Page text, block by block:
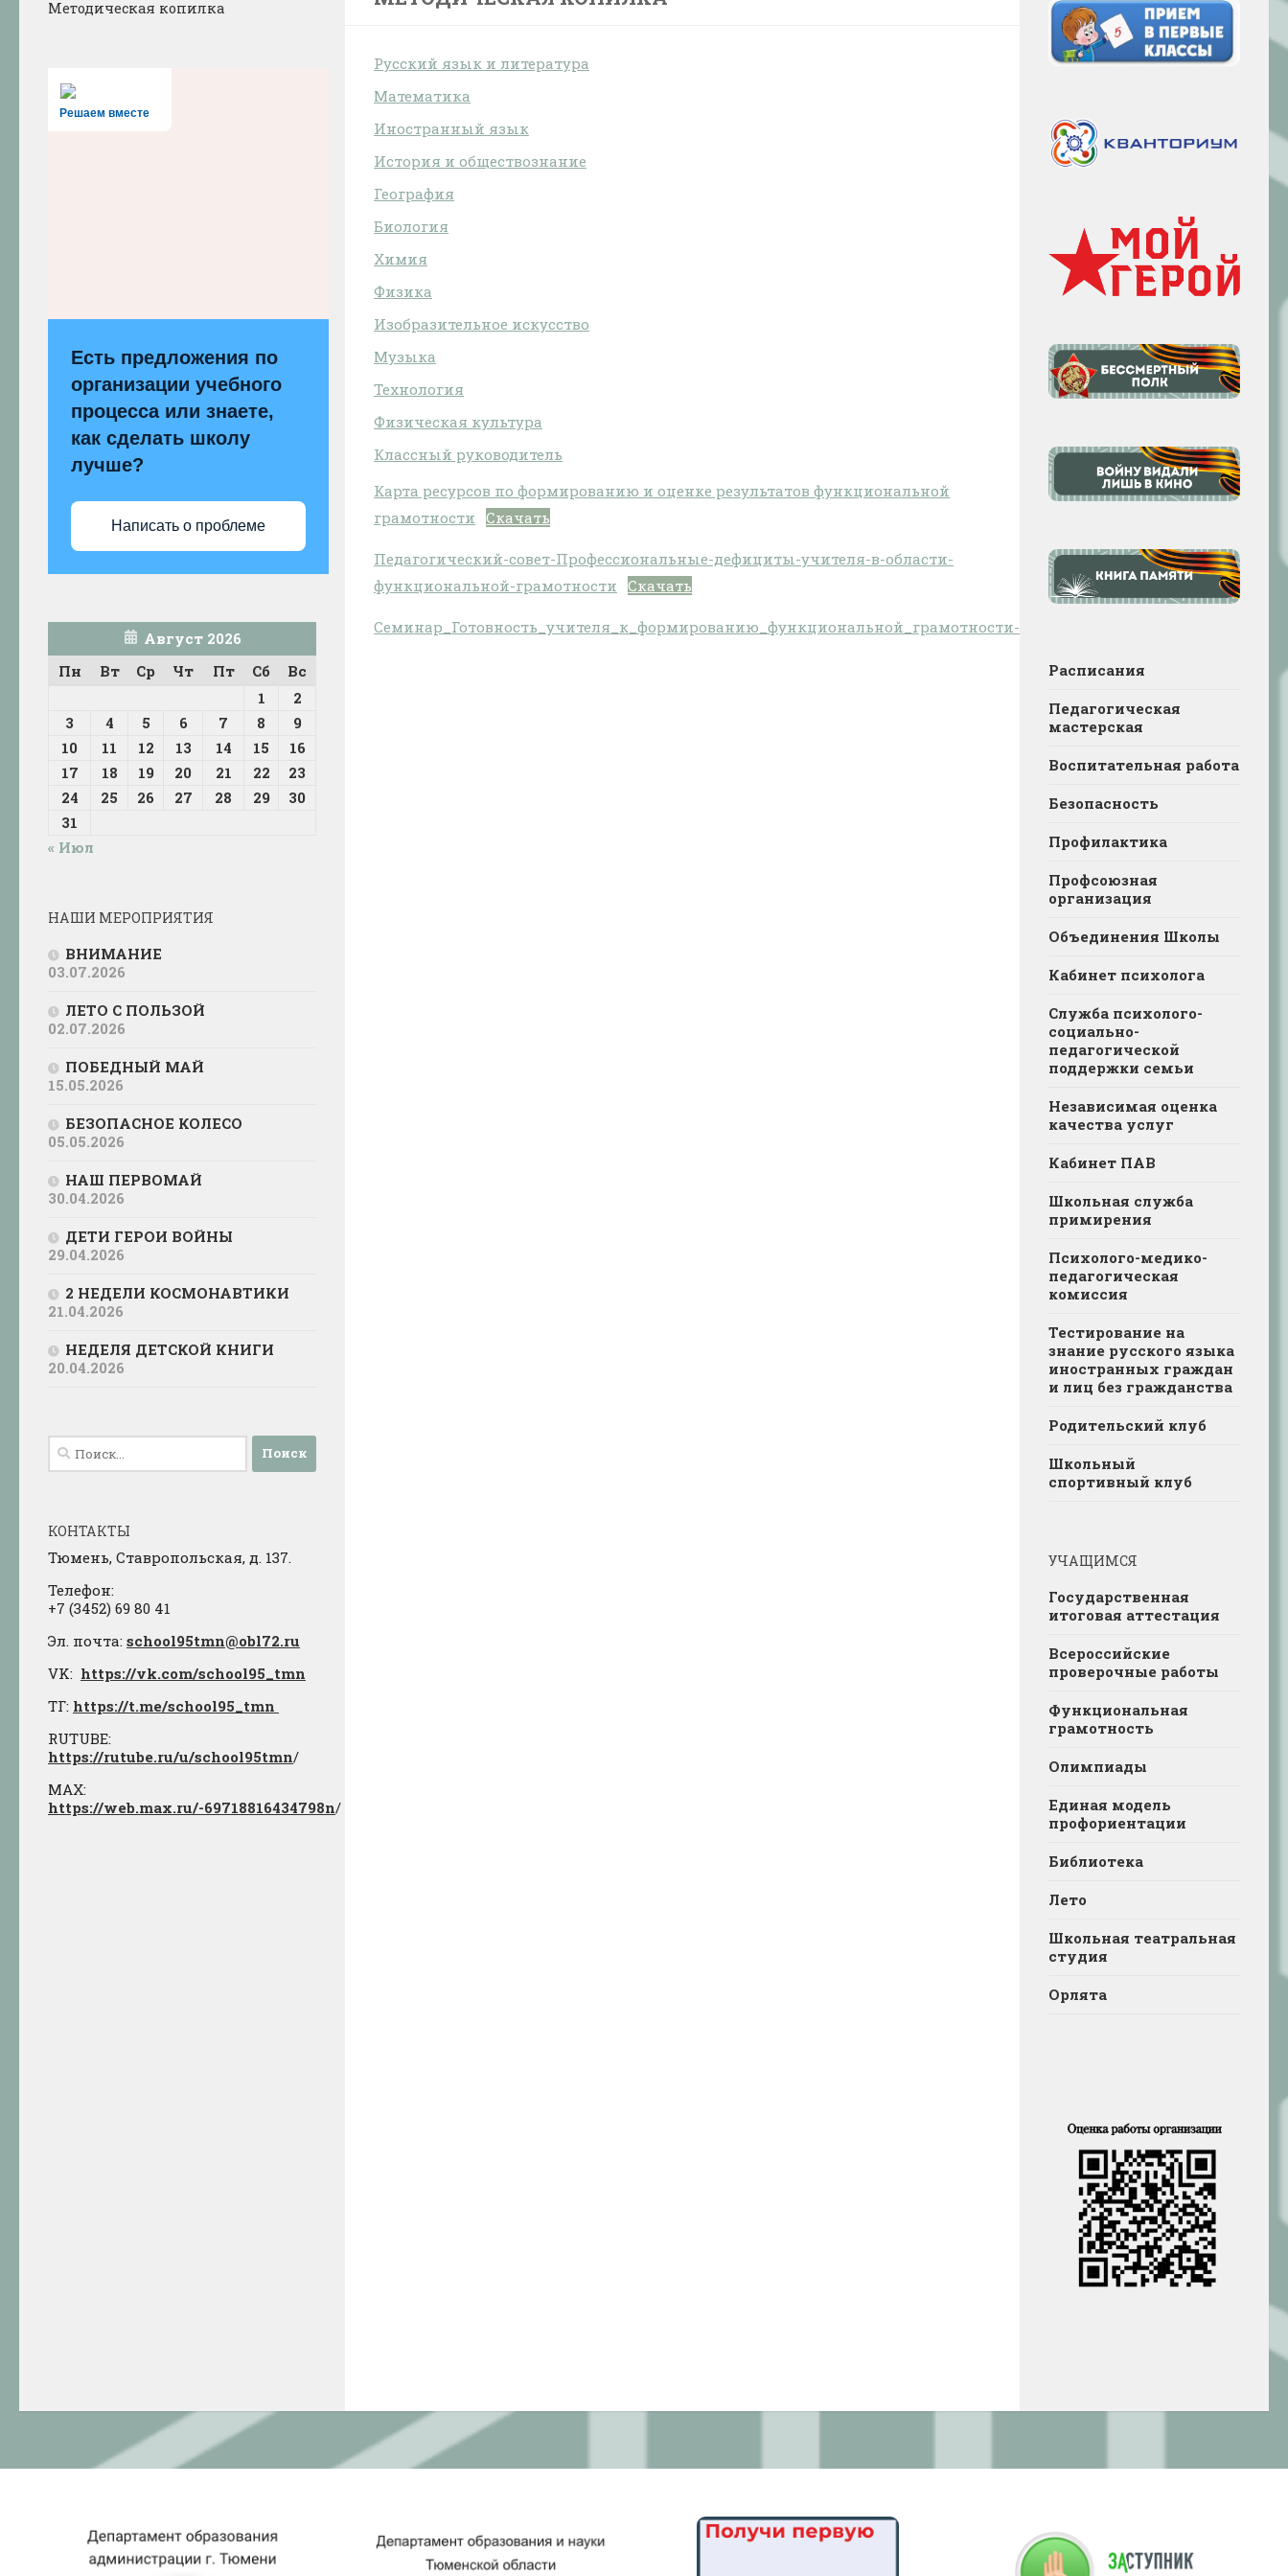
Русский язык и литература
Математика
Иностранный язык
История и обществознание
География
Биология
Химия
Физика
Изобразительное искусство
Музыка
Технология
Физическая культура
Классный руководитель
Карта ресурсов по формированию и оценке результатов функциональной
грамотности
Скачать
Педагогический-совет-Профессиональные-дефициты-учителя-в-области-
функциональной-грамотности
Скачать
Семинар_Готовность_учителя_к_формированию_функциональной_грамотности-1
Методическая копилка
Решаем вместе
Есть предложения по
организации учебного
процесса или знаете,
как сделать школу
лучше?
Написать о проблеме
Август 2026
Пн
Вт Ср Чт Пт Сб
Вс
1
2
3
4 5 6 7 8
9
10
11 12 13 14 15
16
17
18 19 20 21 22
23
24
25 26 27 28 29
30
31
« Июл
НАШИ МЕРОПРИЯТИЯ
ВНИМАНИЕ
03.07.2026
ЛЕТО С ПОЛЬЗОЙ
02.07.2026
ПОБЕДНЫЙ МАЙ
15.05.2026
БЕЗОПАСНОЕ КОЛЕСО
05.05.2026
НАШ ПЕРВОМАЙ
30.04.2026
ДЕТИ ГЕРОИ ВОЙНЫ
29.04.2026
2 НЕДЕЛИ КОСМОНАВТИКИ
21.04.2026
НЕДЕЛЯ ДЕТСКОЙ КНИГИ
20.04.2026
Найти:
КОНТАКТЫ
Тюмень, Ставропольская, д. 137.
Телефон:
+7 (3452) 69 80 41
Эл. почта: school95tmn@obl72.ru
VK: https://vk.com/school95_tmn
ТГ: https://t.me/school95_tmn
RUTUBE:
https://rutube.ru/u/school95tmn/
МАХ:
https://web.max.ru/-69718816434798n/
Расписания
Педагогическая
мастерская
Воспитательная работа
Безопасность
Профилактика
Профсоюзная
организация
Объединения Школы
Кабинет психолога
Служба психолого-
социально-
педагогической
поддержки семьи
Независимая оценка
качества услуг
Кабинет ПАВ
Школьная служба
примирения
Психолого-медико-
педагогическая
комиссия
Тестирование на
знание русского языка
иностранных граждан
и лиц без гражданства
Родительский клуб
Школьный
спортивный клуб
УЧАЩИМСЯ
Государственная
итоговая аттестация
Всероссийские
проверочные работы
Функциональная
грамотность
Олимпиады
Единая модель
профориентации
Библиотека
Лето
Школьная театральная
студия
Орлята